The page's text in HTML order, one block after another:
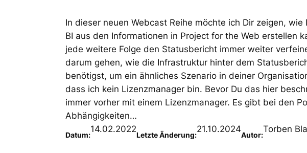
In dieser neuen Webcast Reihe möchte ich Dir zeigen,
BI aus den Informationen in Project for the Web erstellen
jede weitere Folge den Statusbericht immer weiter
darum gehen, wie die Infrastruktur hinter dem
benötigst, um ein ähnliches Szenario in deiner
dass ich kein Lizenzmanager bin. Bevor Du das hier
immer vorher mit einem Lizenzmanager. Es gibt bei den
Abhängigkeiten…
Datum:
14.02.2022
Letzte Änderung:
21.10.2024
Autor:
Torben